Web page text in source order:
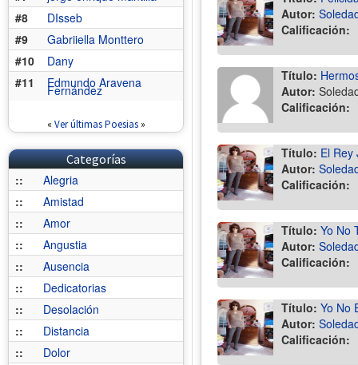
#8
DIsseb
#9
Gabriiella Monttero
#10
Dany
#11
Edmundo Aravena
Fernández
« Ver últimas Poesias»
Categorías
::
Alegria
::
Amistad
::
Amor
::
Angustia
::
Ausencia
::
Dedicatorias
::
Desolación
::
Distancia
::
Dolor
Autor:
Calificación:
Título:
Autor:
Calificación:
Título: El Rey
Autor:
Calificación:
Título: Yo No
Autor:
Calificación:
Título: Yo No
Autor:
Calificación: